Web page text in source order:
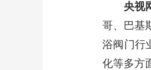
央视
哥、巴基
浴阀门行
化等多方